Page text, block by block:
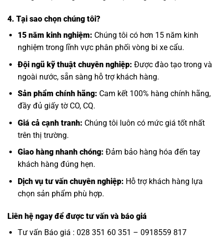
4. Tại sao chọn chúng tôi?
15 năm kinh nghiệm: Chúng tôi có hơn 15 năm kinh
nghiệm trong lĩnh vực phân phối vòng bi xe cẩu.
Đội ngũ kỹ thuật chuyên nghiệp: Được đào tạo trong và
ngoài nước, sẵn sàng hỗ trợ khách hàng.
Sản phẩm chính hãng: Cam kết 100% hàng chính hãng,
đầy đủ giấy tờ CO, CQ.
Giá cả cạnh tranh: Chúng tôi luôn có mức giá tốt nhất
trên thị trường.
Giao hàng nhanh chóng: Đảm bảo hàng hóa đến tay
khách hàng đúng hẹn.
Dịch vụ tư vấn chuyên nghiệp: Hỗ trợ khách hàng lựa
chọn sản phẩm phù hợp.
Liên hệ ngay để được tư vấn và báo giá
Tư vấn Báo giá : 028 351 60 351 – 0918559 817